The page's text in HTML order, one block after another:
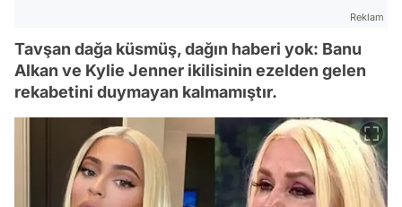
Reklam
Tavşan dağa küsmüş, dağın haberi yok: Banu
Alkan ve Kylie Jenner ikilisinin ezelden gelen
rekabetini duymayan kalmamıştır.